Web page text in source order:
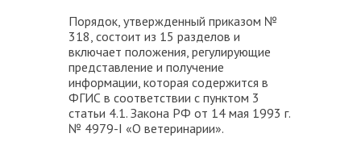
Порядок, утвержденный приказом №
318, состоит из 15 разделов и
включает положения, регулирующие
представление и получение
информации, которая содержится в
ФГИС в соответствии с пунктом 3
статьи 4.1. Закона РФ от 14 мая 1993 г.
№ 4979-I «О ветеринарии».